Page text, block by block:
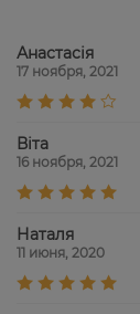
Анастасія
17 ноября, 2021
Віта
16 ноября, 2021
Наталя
11 июня, 2020